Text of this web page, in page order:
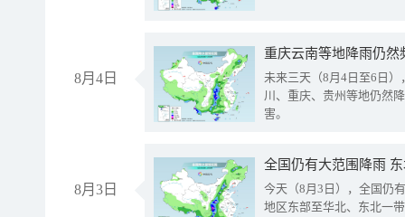
8月4日
重庆云南等地降雨仍然
未来三天（8月4日至6日
川、重庆、贵州等地仍然
害。
8月3日
全国仍有大范围降雨
今天（8月3日），全国仍
地区东部至华北、东北一